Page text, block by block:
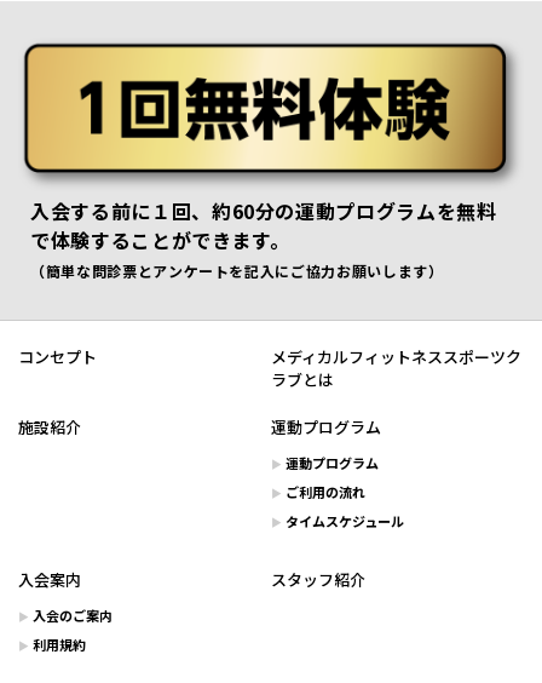
入会する前に１回、約60分の運動プログラムを無料
で体験することができます。
（簡単な問診票とアンケートを記入にご協力お願いします）
コンセプト
メディカルフィットネススポーツク
ラブとは
施設紹介 運動プログラム
運動プログラム
ご利用の流れ
タイムスケジュール
入会案内
入会のご案内
利用規約
スタッフ紹介